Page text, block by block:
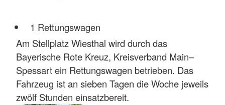
1 Rettungswagen
Am Stellplatz Wiesthal wird durch das
Bayerische Rote Kreuz, Kreisverband Main–
Spessart ein Rettungswagen betrieben. Das
Fahrzeug ist an sieben Tagen die Woche jeweils
zwölf Stunden einsatzbereit.